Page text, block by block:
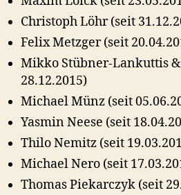
Christoph Löhr (seit
Felix Metzger (seit
Mikko Stübner-Lankuttis
28.12.2015)
Michael Münz (seit
Yasmin Neese (seit
Thilo Nemitz (seit
Michael Nero (seit
Thomas Piekarczyk (seit